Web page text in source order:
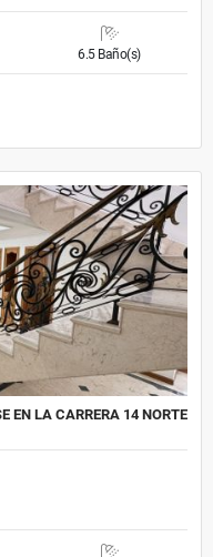
6.5 Baño(s)
EN LA CARRERA 14 NORTE